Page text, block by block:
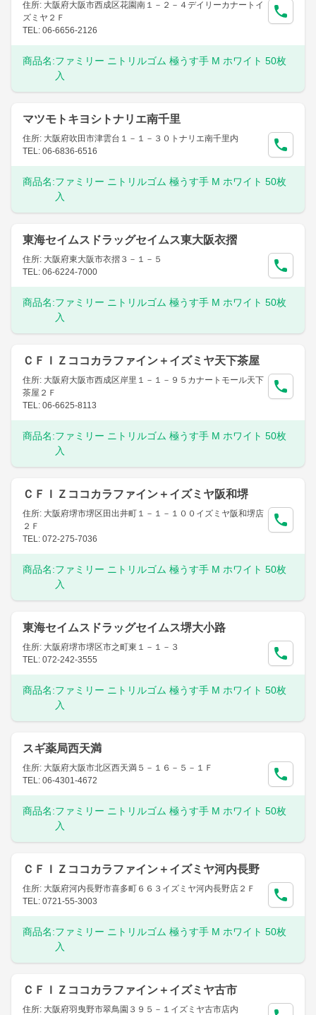
住所: 大阪府大阪市西成区花園南１－２－４デイリーカナートイ
ズミヤ２Ｆ
TEL: 06-6656-2126
商品名:ファミリー ニトリルゴム 極うす手 M ホワイト 50枚
入
マツモトキヨシトナリエ南千里
住所: 大阪府吹田市津雲台１－１－３０トナリエ南千里内
TEL: 06-6836-6516
商品名:ファミリー ニトリルゴム 極うす手 M ホワイト 50枚
入
東海セイムスドラッグセイムス東大阪衣摺
住所: 大阪府東大阪市衣摺３－１－５
TEL: 06-6224-7000
商品名:ファミリー ニトリルゴム 極うす手 M ホワイト 50枚
入
ＣＦＩＺココカラファイン＋イズミヤ天下茶屋
住所: 大阪府大阪市西成区岸里１－１－９５カナートモール天下
茶屋２Ｆ
TEL: 06-6625-8113
商品名:ファミリー ニトリルゴム 極うす手 M ホワイト 50枚
入
ＣＦＩＺココカラファイン＋イズミヤ阪和堺
住所: 大阪府堺市堺区田出井町１－１－１００イズミヤ阪和堺店
２Ｆ
TEL: 072-275-7036
商品名:ファミリー ニトリルゴム 極うす手 M ホワイト 50枚
入
東海セイムスドラッグセイムス堺大小路
住所: 大阪府堺市堺区市之町東１－１－３
TEL: 072-242-3555
商品名:ファミリー ニトリルゴム 極うす手 M ホワイト 50枚
入
スギ薬局西天満
住所: 大阪府大阪市北区西天満５－１６－５－１Ｆ
TEL: 06-4301-4672
商品名:ファミリー ニトリルゴム 極うす手 M ホワイト 50枚
入
ＣＦＩＺココカラファイン＋イズミヤ河内長野
住所: 大阪府河内長野市喜多町６６３イズミヤ河内長野店２Ｆ
TEL: 0721-55-3003
商品名:ファミリー ニトリルゴム 極うす手 M ホワイト 50枚
入
ＣＦＩＺココカラファイン＋イズミヤ古市
住所: 大阪府羽曳野市翠鳥園３９５－１イズミヤ古市店内